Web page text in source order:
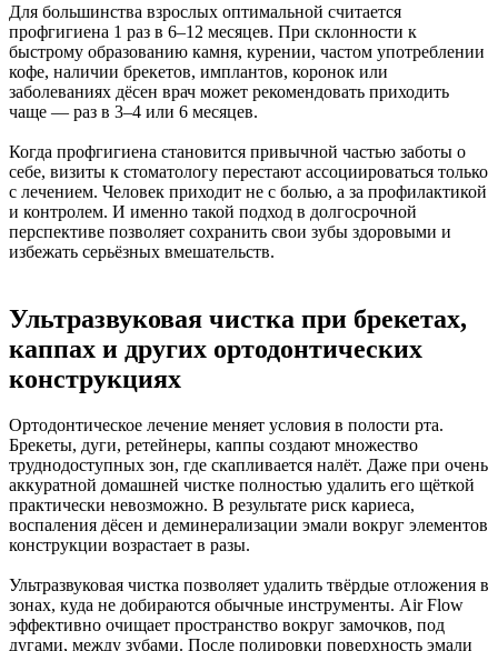
Для большинства взрослых оптимальной считается
профгигиена 1 раз в 6–12 месяцев. При склонности к
быстрому образованию камня, курении, частом употреблении
кофе, наличии брекетов, имплантов, коронок или
заболеваниях дёсен врач может рекомендовать приходить
чаще — раз в 3–4 или 6 месяцев.
Когда профгигиена становится привычной частью заботы о
себе, визиты к стоматологу перестают ассоциироваться только
с лечением. Человек приходит не с болью, а за профилактикой
и контролем. И именно такой подход в долгосрочной
перспективе позволяет сохранить свои зубы здоровыми и
избежать серьёзных вмешательств.
Ультразвуковая чистка при брекетах,
каппах и других ортодонтических
конструкциях
Ортодонтическое лечение меняет условия в полости рта.
Брекеты, дуги, ретейнеры, каппы создают множество
труднодоступных зон, где скапливается налёт. Даже при очень
аккуратной домашней чистке полностью удалить его щёткой
практически невозможно. В результате риск кариеса,
воспаления дёсен и деминерализации эмали вокруг элементов
конструкции возрастает в разы.
Ультразвуковая чистка позволяет удалить твёрдые отложения в
зонах, куда не добираются обычные инструменты. Air Flow
эффективно очищает пространство вокруг замочков, под
дугами, между зубами. После полировки поверхность эмали